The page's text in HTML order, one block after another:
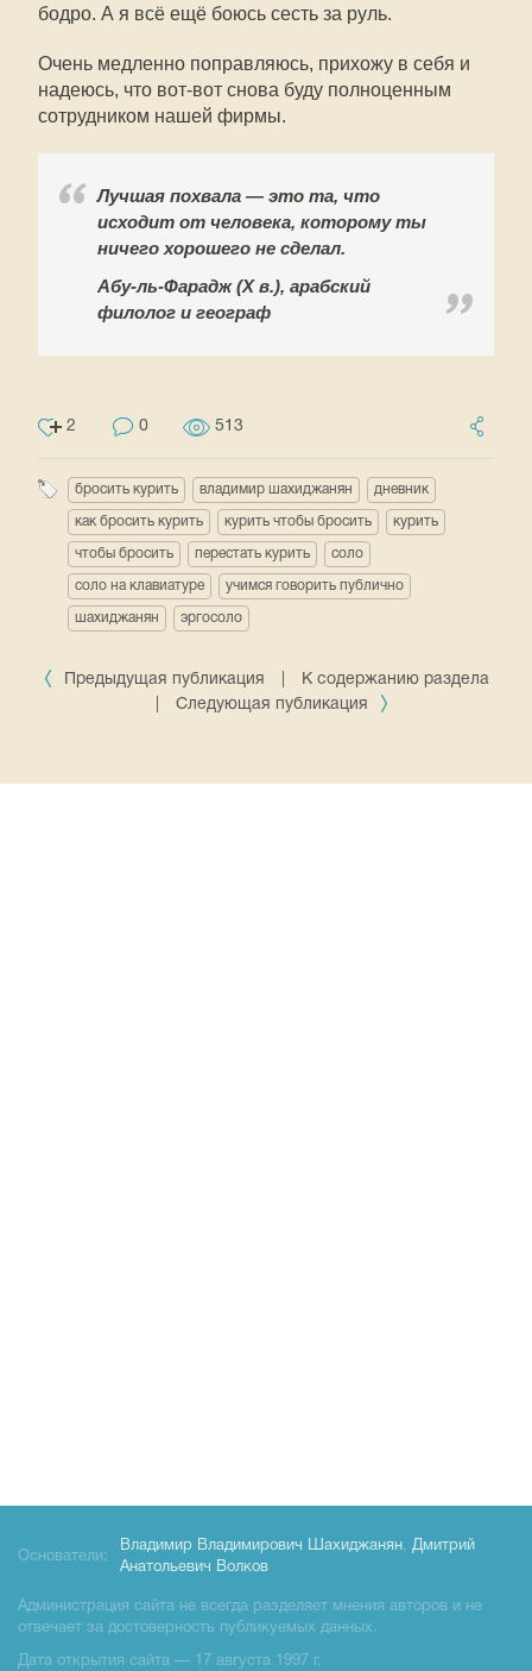
бодро. А я всё ещё боюсь сесть за руль.
Очень медленно поправляюсь, прихожу в себя и
надеюсь, что вот-вот снова буду полноценным
сотрудником нашей фирмы.
Лучшая похвала — это та, что
исходит от человека, которому ты
ничего хорошего не сделал.
Абу-ль-Фарадж (X в.), арабский
филолог и географ
2 0 513
бросить курить владимир шахиджанян дневник
как бросить курить курить чтобы бросить курить
чтобы бросить перестать курить соло
соло на клавиатуре учимся говорить публично
шахиджанян эргосоло
Предыдущая публикация
К содержанию раздела
Следующая публикация
Основатели:
Владимир Владимирович Шахиджанян, Дмитрий
Анатольевич Волков
Администрация сайта не всегда разделяет мнения авторов и не
отвечает за достоверность публикуемых данных.
Дата открытия сайта — 17 августа 1997 г.